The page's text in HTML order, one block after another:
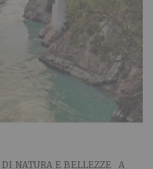
DI NATURA E BELLEZZE A